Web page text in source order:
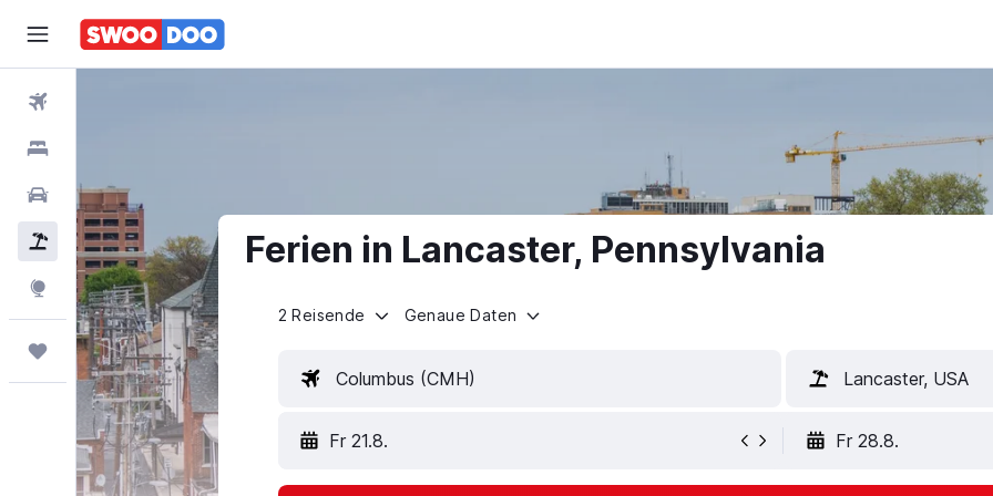
Mietwagen
Pauschalreisen
FERIEN
Explore
Trips
Ferien in Lancaster, Pennsylvania
2 Reisende Genaue Daten
Columbus (CMH) Lancaster, USA
Fr 21.8. Fr 28.8.